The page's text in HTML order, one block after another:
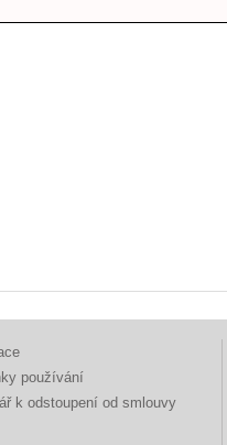
používání
k odstoupení od smlouvy